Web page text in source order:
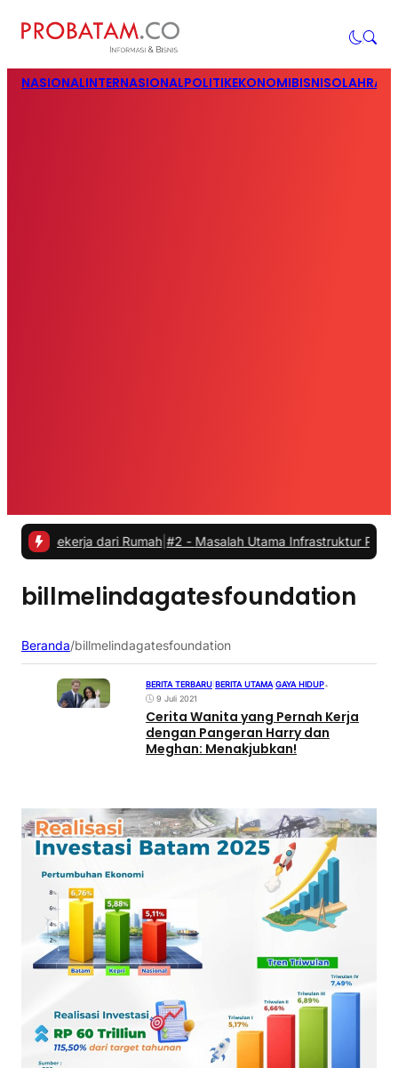
NASIONALINTERNASIONALPOLITIKEKONOMIBISNIS
dari Rumah|#2 -Masalah Utama Infrastruktur Pengisian
billmelindagatesfoundation
Beranda/billmelindagatesfoundation
BERITA TERBARU BERITA UTAMA GAYA HIDUP•
9 Juli 2021
Cerita Wanita yang Pernah Kerja
dengan Pangeran Harry dan
Meghan: Menakjubkan!